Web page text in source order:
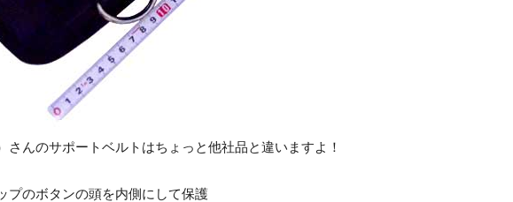
さんのサポートベルトはちょっと他社品と違いますよ！
のボタンの頭を内側にして保護